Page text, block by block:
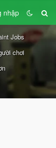
nhập
Jobs
chơi